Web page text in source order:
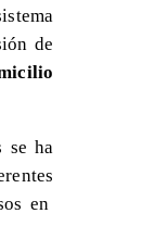
de
se ha
en